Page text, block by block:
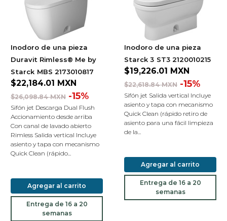
Inodoro de una pieza
Duravit Rimless® Me by
Starck MBS 2173010817
$22,184.01 MXN
$26,098.84 MXN -15%
Sifón jet Descarga Dual Flush
Accionamiento desde arriba
Con canal de lavado abierto
Rimless Salida vertical Incluye
asiento y tapa con mecanismo
Quick Clean (rápido...
Agregar al carrito
Entrega de 16 a 20
semanas
Inodoro de una pieza
Starck 3 ST3 2120010215
$19,226.01 MXN
$22,618.84 MXN -15%
Sifón jet Salida vertical Incluye
asiento y tapa con mecanismo
Quick Clean (rápido retiro de
asiento para una fácil limpieza
de la...
Agregar al carrito
Entrega de 16 a 20
semanas